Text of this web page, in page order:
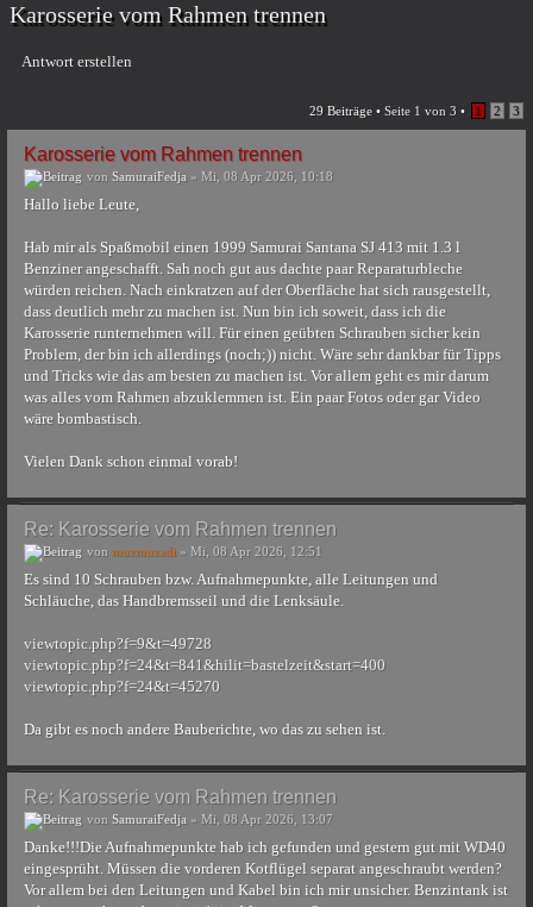
Karosserie vom Rahmen trennen
Antwort erstellen
29 Beiträge • Seite 1 von 3 • 1 2 3
Karosserie vom Rahmen trennen
von SamuraiFedja » Mi, 08 Apr 2026, 10:18
Hallo liebe Leute,
Hab mir als Spaßmobil einen 1999 Samurai Santana SJ 413 mit 1.3 l
Benziner angeschafft. Sah noch gut aus dachte paar Reparaturbleche
würden reichen. Nach einkratzen auf der Oberfläche hat sich rausgestellt,
dass deutlich mehr zu machen ist. Nun bin ich soweit, dass ich die
Karosserie runternehmen will. Für einen geübten Schrauben sicher kein
Problem, der bin ich allerdings (noch;)) nicht. Wäre sehr dankbar für Tipps
und Tricks wie das am besten zu machen ist. Vor allem geht es mir darum
was alles vom Rahmen abzuklemmen ist. Ein paar Fotos oder gar Video
wäre bombastisch.
Vielen Dank schon einmal vorab!
Re: Karosserie vom Rahmen trennen
von muzmuzadi » Mi, 08 Apr 2026, 12:51
Es sind 10 Schrauben bzw. Aufnahmepunkte, alle Leitungen und
Schläuche, das Handbremsseil und die Lenksäule.
viewtopic.php?f=9&t=49728
viewtopic.php?f=24&t=841&hilit=bastelzeit&start=400
viewtopic.php?f=24&t=45270
Da gibt es noch andere Bauberichte, wo das zu sehen ist.
Re: Karosserie vom Rahmen trennen
von SamuraiFedja » Mi, 08 Apr 2026, 13:07
Danke!!!Die Aufnahmepunkte hab ich gefunden und gestern gut mit WD40
eingesprüht. Müssen die vorderen Kotflügel separat angeschraubt werden?
Vor allem bei den Leitungen und Kabel bin ich mir unsicher. Benzintank ist